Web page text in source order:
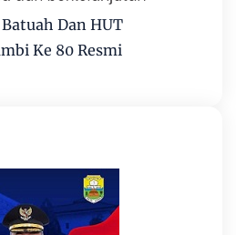
Dan HUT
Ke 80 Resmi